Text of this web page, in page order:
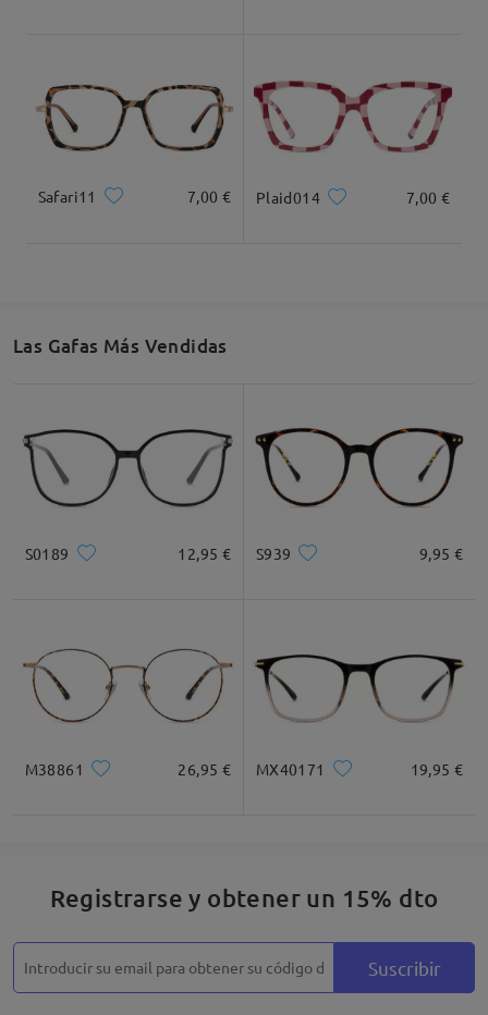
Cuadrada Redondo Corazón Diamante Ovalado
Detalles
Safari11 7,00 € Plaid014 7,00 €
Las Gafas Más Vendidas
S0189 12,95 € S939 9,95 €
M38861 26,95 € MX40171 19,95 €
Registrarse y obtener un 15% dto
Suscribir